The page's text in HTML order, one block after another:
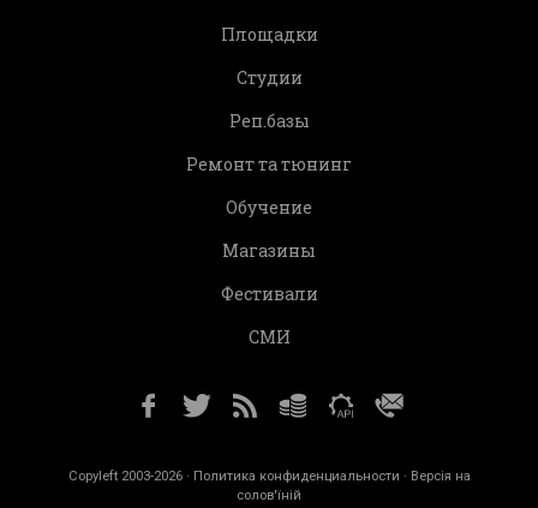
Площадки
Студии
Реп.базы
Ремонт та тюнинг
Обучение
Магазины
Фестивали
СМИ
Copyleft 2003-2026 · Политика конфиденциальности · Версія на
солов'їній